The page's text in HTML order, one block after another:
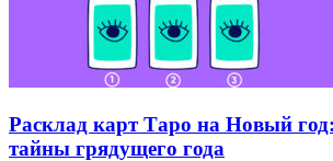
Расклад карт Таро на Новый
тайны грядущего года